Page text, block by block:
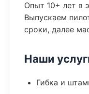
Опыт 10+ лет в
Выпускаем
сроки, далее
Наши
Гибка и